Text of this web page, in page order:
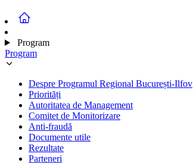
Program
Program
Despre Programul Regional București-Ilfov
Priorități
Autoritatea de Management
Comitet de Monitorizare
Anti-fraudă
Documente utile
Rezultate
Parteneri